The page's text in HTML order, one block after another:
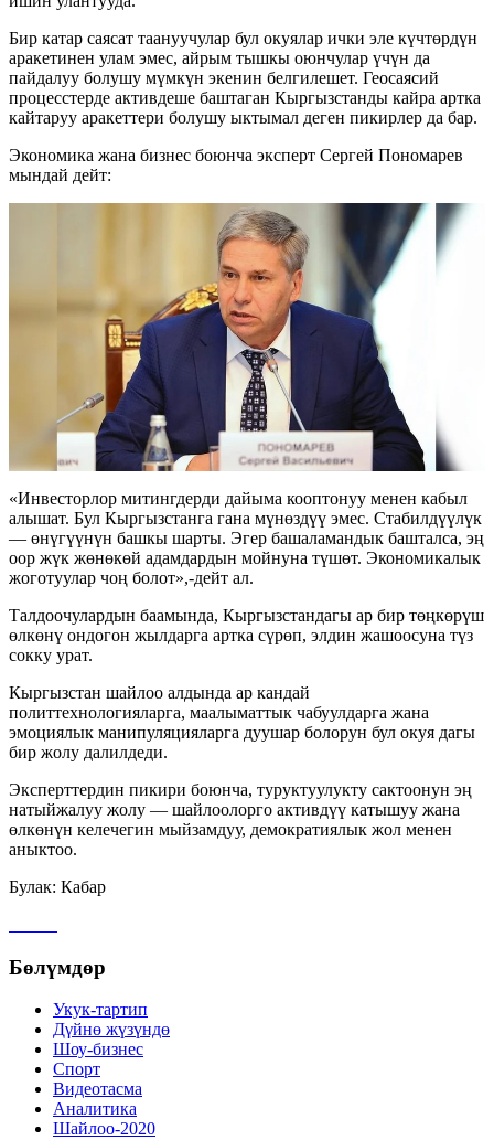
Бир катар саясат таануучулар бул окуялар ички эле күчтөрдүн
аракетинен улам эмес, айрым тышкы оюнчулар үчүн да
пайдалуу болушу мүмкүн экенин белгилешет. Геосаясий
процесстерде активдеше баштаган Кыргызстанды кайра артка
кайтаруу аракеттери болушу ыктымал деген пикирлер да бар.
Экономика жана бизнес боюнча эксперт Сергей Пономарев
мындай дейт:
«Инвесторлор митингдерди дайыма кооптонуу менен кабыл
алышат. Бул Кыргызстанга гана мүнөздүү эмес. Стабилдүүлүк
— өнүгүүнүн башкы шарты. Эгер башаламандык башталса, эң
оор жүк жөнөкөй адамдардын мойнуна түшөт. Экономикалык
жоготуулар чоң болот»,-дейт ал.
Талдоочулардын баамында, Кыргызстандагы ар бир төңкөрүш
өлкөнү ондогон жылдарга артка сүрөп, элдин жашоосуна түз
сокку урат.
Кыргызстан шайлоо алдында ар кандай
политтехнологияларга, маалыматтык чабуулдарга жана
эмоциялык манипуляцияларга дуушар болорун бул окуя дагы
бир жолу далилдеди.
Эксперттердин пикири боюнча, туруктуулукту сактоонун эң
натыйжалуу жолу — шайлоолорго активдүү катышуу жана
өлкөнүн келечегин мыйзамдуу, демократиялык жол менен
аныктоо.
Булак: Кабар
Бөлүмдөр
Укук-тартип
Дγйнө жүзүндө
Шоу-бизнес
Спорт
Видеотасма
Аналитика
Шайлоо-2020